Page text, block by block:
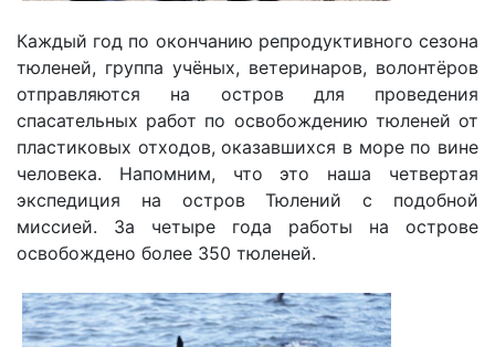
Каждый год по окончанию репродуктивного сезона
тюленей, группа учёных, ветеринаров, волонтёров
отправляются на остров для проведения
спасательных работ по освобождению тюленей от
пластиковых отходов, оказавшихся в море по вине
человека. Напомним, что это наша четвертая
экспедиция на остров Тюлений с подобной
миссией. За четыре года работы на острове
освобождено более 350 тюленей.